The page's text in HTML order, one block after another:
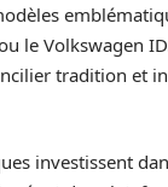
le Volkswagen
tradition et
investissent